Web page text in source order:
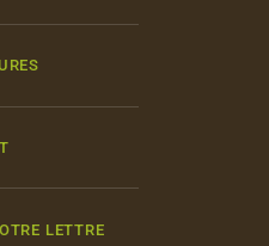
LETTRE